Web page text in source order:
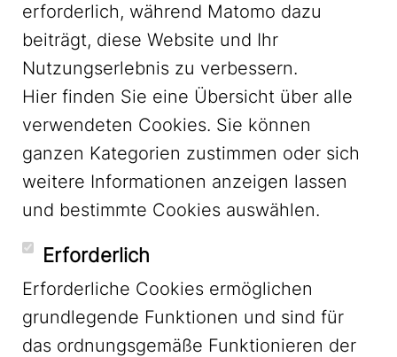
LinkedIn
YouTube
Mastodon
erforderlich, während Matomo dazu
beiträgt, diese Website und Ihr
Nutzungserlebnis zu verbessern.
Hier finden Sie eine Übersicht über alle
verwendeten Cookies. Sie können
ganzen Kategorien zustimmen oder sich
weitere Informationen anzeigen lassen
und bestimmte Cookies auswählen.
Erforderlich
Erforderliche Cookies ermöglichen
grundlegende Funktionen und sind für
das ordnungsgemäße Funktionieren der